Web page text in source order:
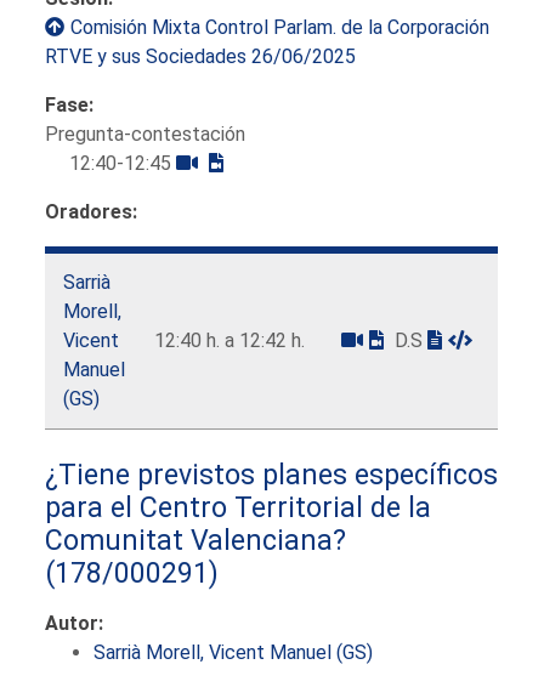
Comisión Mixta Control Parlam. de la Corporación
RTVE y sus Sociedades 26/06/2025
Fase:
Pregunta-contestación
12:40-12:45
Oradores:
Sarrià
Morell,
Vicent
Manuel
(GS)
12:40 h. a 12:42 h. D.S
¿Tiene previstos planes específicos
para el Centro Territorial de la
Comunitat Valenciana?
(178/000291)
Autor:
Sarrià Morell, Vicent Manuel (GS)